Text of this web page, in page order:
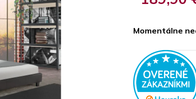
Momentálne